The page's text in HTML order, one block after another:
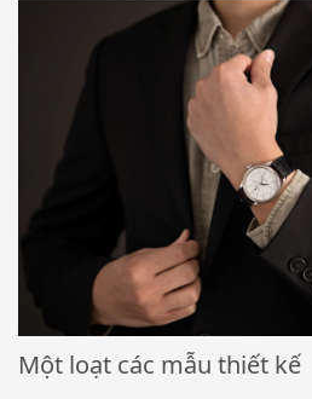
Một loạt các mẫu thiết kế